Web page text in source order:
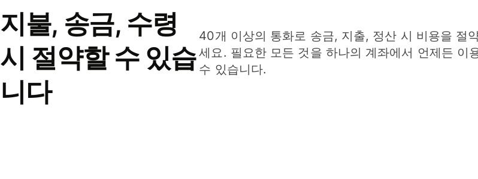
지불, 송금, 수령
시 절약할 수 있습
니다
40개 이상의 통화로 송금, 지출, 정산 시 비용을 절
세요. 필요한 모든 것을 하나의 계좌에서 언제든 이
수 있습니다.